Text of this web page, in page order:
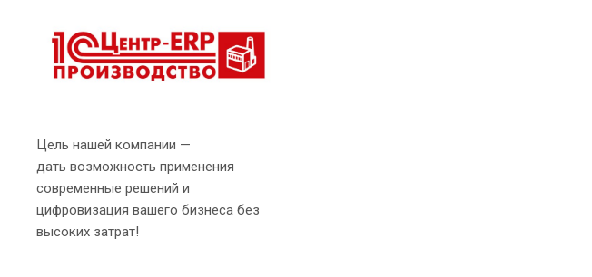
Цель нашей компании —
дать возможность применения
современные решений и
цифровизация вашего бизнеса без
высоких затрат!